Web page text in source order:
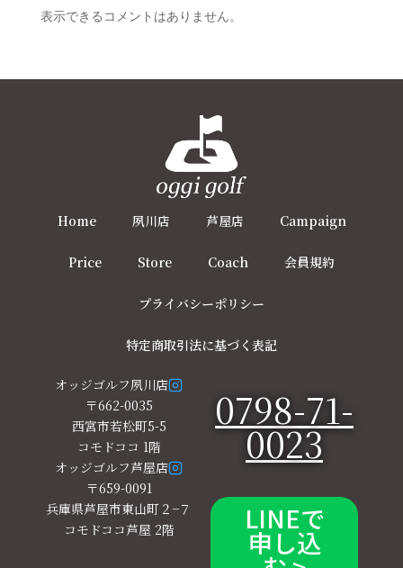
表示できるコメントはありません。
Home 夙川店 芦屋店 Campaign
Price Store Coach 会員規約
プライバシーポリシー
特定商取引法に基づく表記
オッジゴルフ夙川店
〒662-0035
西宮市若松町5-5
コモドココ 1階
オッジゴルフ芦屋店
〒659-0091
兵庫県芦屋市東山町２−７
コモドココ芦屋 2階
0798-71-
0023
LINEで
申し込